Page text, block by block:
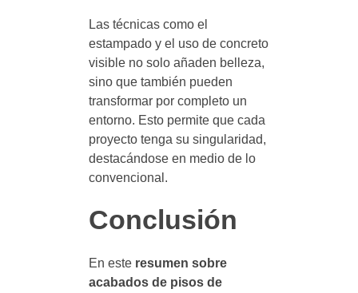
Las técnicas como el
estampado y el uso de concreto
visible no solo añaden belleza,
sino que también pueden
transformar por completo un
entorno. Esto permite que cada
proyecto tenga su singularidad,
destacándose en medio de lo
convencional.
Conclusión
En este resumen sobre
acabados de pisos de